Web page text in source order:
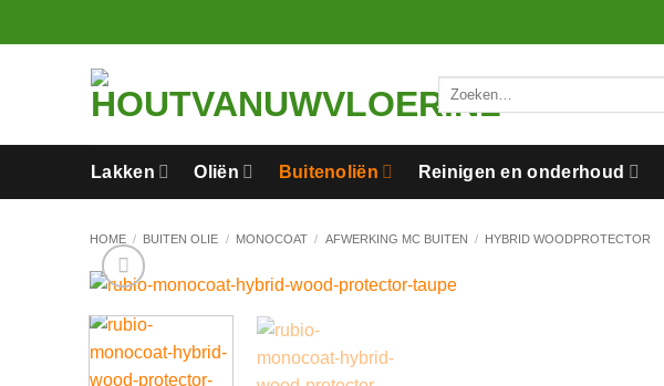
naar
Zoeken
naar:
Lakken Oliën Buitenoliën Reinigen en onderhoud
HOME / BUITEN OLIE / MONOCOAT / AFWERKING MC BUITEN / HYBRID WOODPROTECTOR